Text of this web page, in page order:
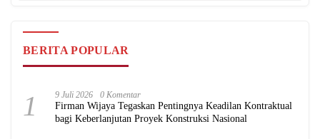
BERITA POPULAR
1 9 Juli 2026 0 Komentar
Firman Wijaya Tegaskan Pentingnya Keadilan Kontraktual
bagi Keberlanjutan Proyek Konstruksi Nasional